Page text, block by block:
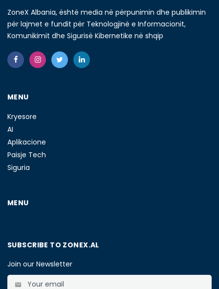
ZoneX Albania, është media në përpunimin dhe publikimin
për lajmet e fundit për Teknologjinë e Informacionit,
Komunikimit dhe Sigurisë Kibernetike në shqip
MENU
Kryesore
AI
Aplikacione
Paisje Tech
Siguria
MENU
SUBSCRIBE TO ZONEX.AL
Join our Newsletter